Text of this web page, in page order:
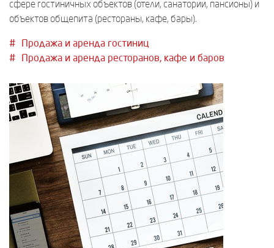
сфере гостиничных объектов (отели, санатории, пансионы) и
объектов общепита (рестораны, кафе, бары).
Продажа и аренда гостиниц
Продажа и аренда ресторанов, кафе и баров